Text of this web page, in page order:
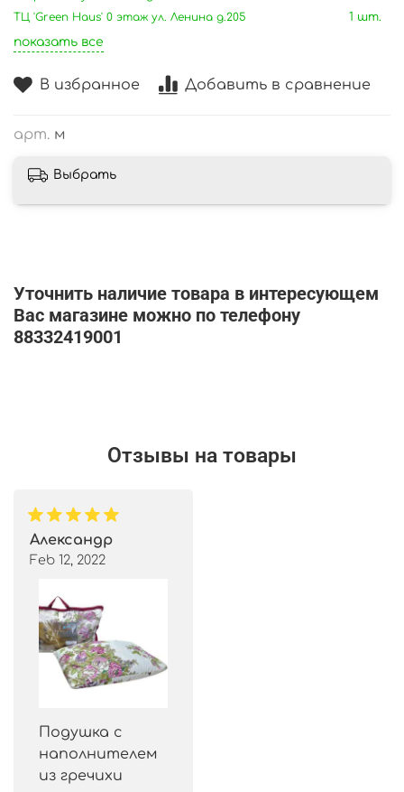
В избранное Добавить в сравнение
арт. м
ТЦ 'Green Haus' 0 этаж ул. Ленина д.205
1 шт.
показать все
Выбрать
Уточнить наличие товара в интересующем
Вас магазине можно по телефону
88332419001
Отзывы на товары
Александр
Feb 12, 2022
Подушка с
наполнителем
из гречихи